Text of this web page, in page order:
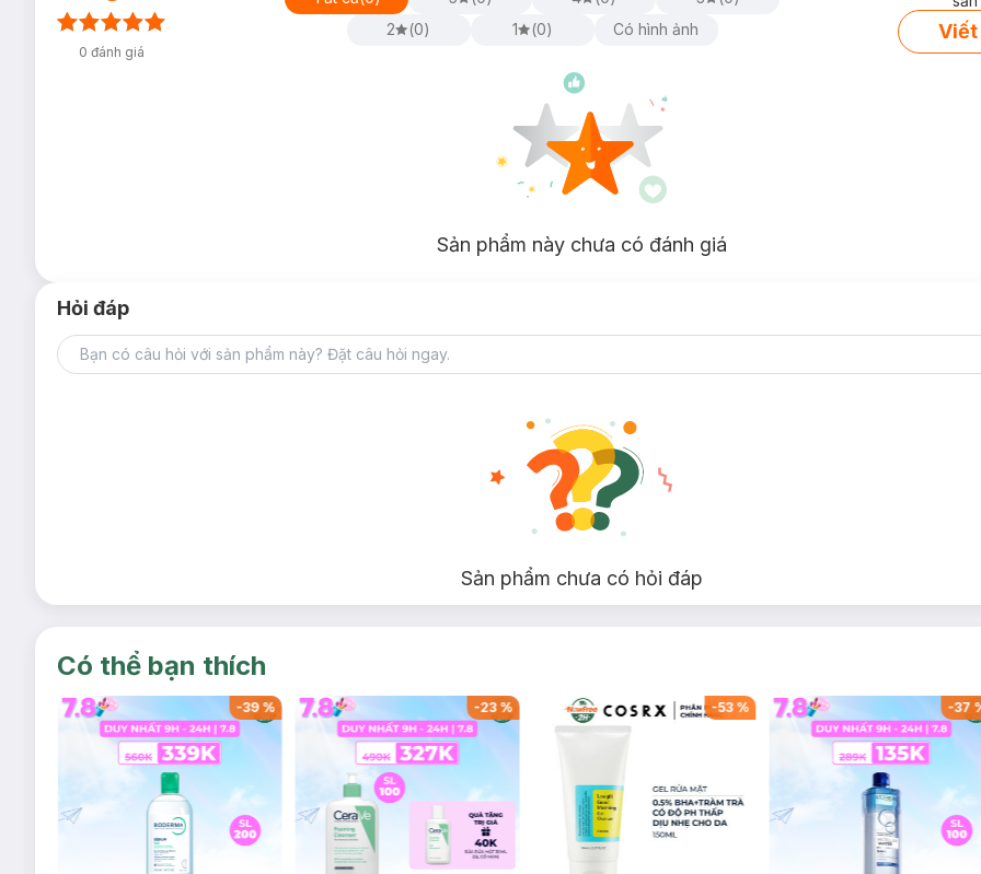
0 đánh giá
2
(0) 1 (0) Có hình ảnh Viết
Sản phẩm này chưa có đánh giá
Hỏi đáp
Sản phẩm chưa có hỏi đáp
Có thể bạn thích
-37 % -53 % -38 % -31